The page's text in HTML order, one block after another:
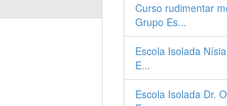
Curso rudimentar
Grupo Es...
Escola Isolada
E...
Escola Isolada Dr.